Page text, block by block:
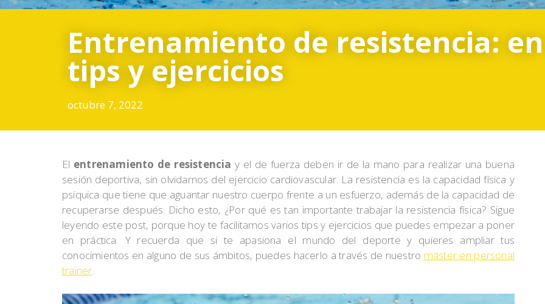
Entrenamiento de resistencia:
tips y ejercicios
octubre 7, 2022
El entrenamiento de resistencia y el de fuerza deben ir de la mano para realizar una buena
sesión deportiva, sin olvidarnos del ejercicio cardiovascular. La resistencia es la capacidad física y
psíquica que tiene que aguantar nuestro cuerpo frente a un esfuerzo, además de la capacidad de
recuperarse después. Dicho esto, ¿Por qué es tan importante trabajar la resistencia física? Sigue
leyendo este post, porque hoy te facilitamos varios tips y ejercicios que puedes empezar a poner
en práctica. Y recuerda que si te apasiona el mundo del deporte y quieres ampliar tus
conocimientos en alguno de sus ámbitos, puedes hacerlo a través de nuestro máster en personal
trainer.